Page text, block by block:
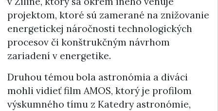
projektom, ktoré sú zamerané na znižovanie
energetickej náročnosti technologických
procesov či konštrukčným návrhom
zariadení v energetike.
Druhou témou bola astronómia a diváci
mohli vidieť film AMOS, ktorý je profilom
výskumného tímu z Katedry astronómie,